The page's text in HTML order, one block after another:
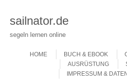
sailnator.de
segeln lernen online
MenuHOME
BUCH & EBOOK
AUSRÜSTUNG
IMPRESSUM &